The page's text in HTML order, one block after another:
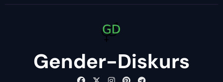
Gender-Diskurs